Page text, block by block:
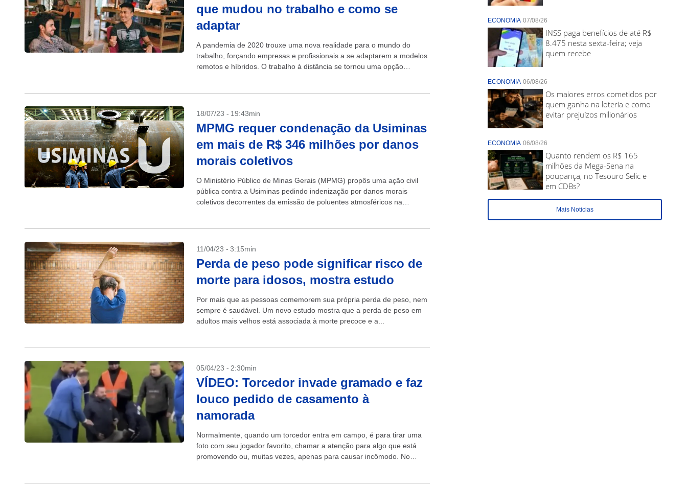
que mudou no trabalho e como se
adaptar
A pandemia de 2020 trouxe uma nova realidade para o mundo do
trabalho, forçando empresas e profissionais a se adaptarem a modelos
remotos e híbridos. O trabalho à distância se tornou uma opção
18/07/23 - 19:43min
MPMG requer condenação da Usiminas
em mais de R$ 346 milhões por danos
morais coletivos
O Ministério Público de Minas Gerais (MPMG) propôs uma ação civil
pública contra a Usiminas pedindo indenização por danos morais
coletivos decorrentes da emissão de poluentes atmosféricos na
11/04/23 - 3:15min
Perda de peso pode significar risco de
morte para idosos, mostra estudo
Por mais que as pessoas comemorem sua própria perda de peso, nem
sempre é saudável. Um novo estudo mostra que a perda de peso em
adultos mais velhos está associada à morte precoce e a...
05/04/23 - 2:30min
VÍDEO: Torcedor invade gramado e faz
louco pedido de casamento à
namorada
Normalmente, quando um torcedor entra em campo, é para tirar uma
foto com seu jogador favorito, chamar a atenção para algo que está
promovendo ou, muitas vezes, apenas para causar incômodo. No
ECONOMIA 07/08/26
INSS paga benefícios de até R$
8.475 nesta sexta-feira; veja
quem recebe
ECONOMIA 06/08/26
Os maiores erros cometidos por
quem ganha na loteria e como
evitar prejuízos milionários
ECONOMIA 06/08/26
Quanto rendem os R$ 165
milhões da Mega-Sena na
poupança, no Tesouro Selic e
em CDBs?
Mais Noticias